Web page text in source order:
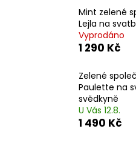
Mint zelené
Lejla na
Vyprodáno
1 290 Kč
Zelené
Paulette na
svědkyně
U Vás 12.8.
1 490 Kč